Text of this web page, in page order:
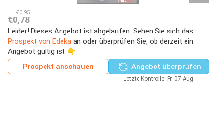
€0,95
€0,78
Leider! Dieses Angebot ist abgelaufen. Sehen Sie sich das
Prospekt von Edeka an oder überprüfen Sie, ob derzeit ein
Angebot gültig ist 👇
Prospekt anschauen
Angebot überprüfen
Letzte Kontrolle: Fr. 07 Aug.